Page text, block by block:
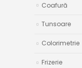
Coafură
Tunsoare
Colorimetrie
Frizerie